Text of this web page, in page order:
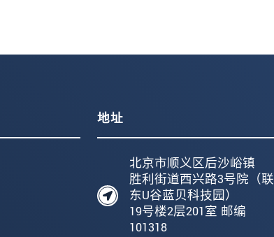
地址
北京市顺义区后沙峪镇
胜利街道西兴路3号院（联
东U谷蓝贝科技园）
19号楼2层201室 邮编
101318